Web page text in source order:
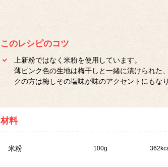
このレシピのコツ
上新粉ではなく米粉を使用しています。
薄ピンク色の生地は梅干しと一緒に漬けられた
クの方は梅しその塩味が味のアクセントにもなり
材料
米粉 100g